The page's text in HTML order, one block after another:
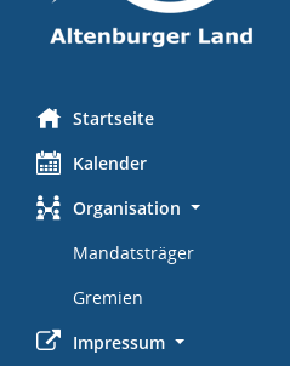
Startseite
Kalender
Organisation
Mandatsträger
Gremien
Impressum